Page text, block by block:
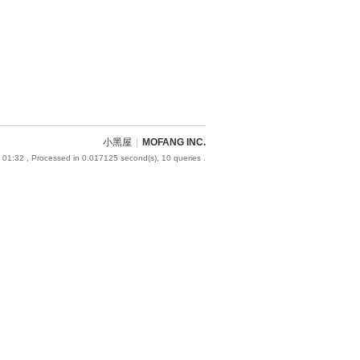
小黑屋 MOFANG INC.
01:32 , Processed in 0.017125 second(s), 10 queries .